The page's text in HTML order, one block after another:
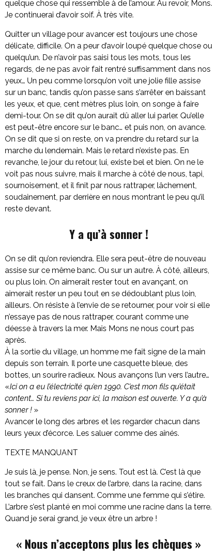
quelque chose qui ressemble à de l’amour. Au revoir, Mons.
Je continuerai d’avoir soif. À très vite.
Quitter un village pour avancer est toujours une chose
délicate, difficile. On a peur d’avoir loupé quelque chose ou
quelqu’un. De n’avoir pas saisi tous les mots, tous les
regards, de ne pas avoir fait rentré suffisamment dans nos
yeux… Un peu comme lorsqu’on voit une jolie fille assise
sur un banc, tandis qu’on passe sans s’arrêter en baissant
les yeux, et que, cent mètres plus loin, on songe à faire
demi-tour. On se dit qu’on aurait dû aller lui parler. Qu’elle
est peut-être encore sur le banc… et puis non, on avance.
On se dit que si on reste, on va prendre du retard sur la
marche du lendemain. Mais le retard n’existe pas. En
revanche, le jour du retour, lui, existe bel et bien. On ne le
voit pas nous suivre, mais il marche à côté de nous, tapi,
sournoisement, et il finit par nous rattraper, lâchement,
soudainement, par derrière en nous montrant le peu qu’il
reste devant.
Y a qu’à sonner !
On se dit qu’on reviendra. Elle sera peut-être de nouveau
assise sur ce même banc. Ou sur un autre. À côté, ailleurs,
ou plus loin. On aimerait rester tout en avançant, on
aimerait rester un peu tout en se dédoublant plus loin,
ailleurs. On résiste à l’envie de se retourner, pour voir si elle
n’essaye pas de nous rattraper, courant comme une
déesse à travers la mer. Mais Mons ne nous court pas
après.
À la sortie du village, un homme me fait signe de la main
depuis son terrain. Il porte une casquette bleue, des
bottes, un sourire radieux. Nous avançons l’un vers l’autre…
«Ici on a eu l’électricité qu’en 1990. C’est mon fils qu’était
content… Si tu reviens par ici, la maison est ouverte. Y a qu’à
sonner ! »
Avancer le long des arbres et les regarder chacun dans
leurs yeux d’écorce. Les saluer comme des aînés.
TEXTE MANQUANT
Je suis là, je pense. Non, je sens. Tout est là. C’est là que
tout se fait. Dans le creux de l’arbre, dans la racine, dans
les branches qui dansent. Comme une femme qui s’étire.
L’arbre s’est planté en moi comme une racine dans la terre.
Quand je serai grand, je veux être un arbre !
« Nous n’acceptons plus les chèques »